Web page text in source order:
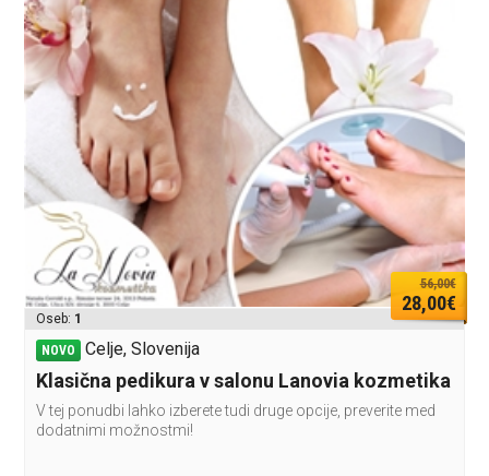
56,00€
28,00€
Oseb: 1
NOVO Celje, Slovenija
Klasična pedikura v salonu Lanovia kozmetika
V tej ponudbi lahko izberete tudi druge opcije, preverite med
dodatnimi možnostmi!